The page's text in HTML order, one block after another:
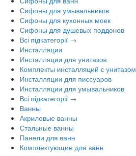
Сифоны для умывальников
Сифоны для кухонных моек
Сифоны для душевых поддонов
Всі підкатегорії →
Инсталляции
Инсталляции для унитазов
Комплекты инсталляций с унитазом
Инсталляции для писсуаров
Инсталляции для умывальников
Всі підкатегорії →
Ванны
Акриловые ванны
Стальные ванны
Панели для ванн
Комплектующие для ванн